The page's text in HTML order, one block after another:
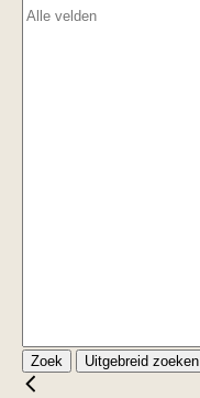
Zoek Uitgebreid zoeken